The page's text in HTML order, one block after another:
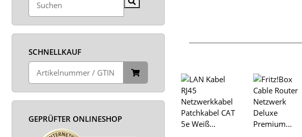
SCHNELLKAUF
GEPRÜFTER ONLINESHOP